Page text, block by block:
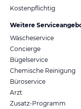
-Kräftigung (z. B. Body
-Ausdauer (z. B.
-Aqua Fit, ab 14 Jahren
-Indoor Cycling, ab 16
-HOT IRON®, ab 16
-Functional Training
-TRX®, ab 14 Jahren
BODY&MIND
-Pilates, ab 14 Jahren
Kostenpflichtig
Weitere
Wäscheservice
Concierge
Bügelservice
Chemische Reinigung
Büroservice
Arzt
Zusatz-Programm